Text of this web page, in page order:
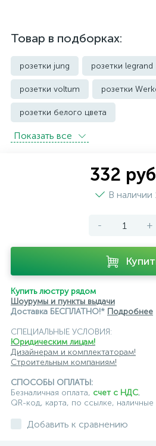
Товар в подборках:
розетки jung розетки legrand
розетки voltum розетки
розетки белого цвета
розетки с защитой от влаги IP44 и
Показать всe
332
В наличии
- +
Купить люстру рядом
Шоурумы и пункты выдачи
Доставка БЕСПЛАТНО!* Подробнее
СПЕЦИАЛЬНЫЕ УСЛОВИЯ:
Юридическим лицам!
Дизайнерам и комплектаторам!
Строительным компаниям!
СПОСОБЫ ОПЛАТЫ:
Безналичная оплата, счет с НДС,
QR-код, карта, по ссылке, наличные
Добавить к сравнению